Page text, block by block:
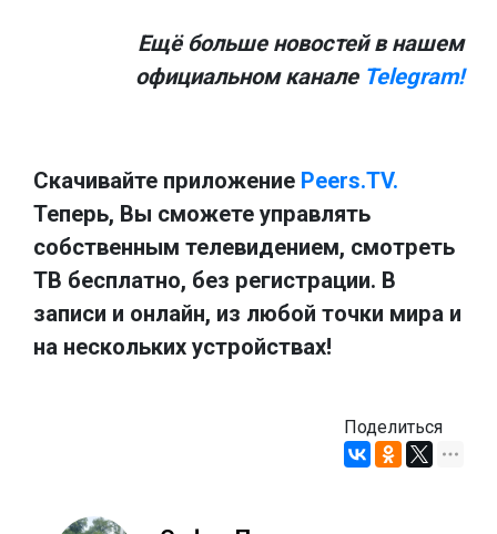
Ещё больше новостей в нашем
официальном канале Telegram!
Скачивайте приложение Peers.TV.
Теперь, Вы сможете управлять
собственным телевидением, смотреть
ТВ бесплатно, без регистрации. В
записи и онлайн, из любой точки мира и
на нескольких устройствах!
Поделиться